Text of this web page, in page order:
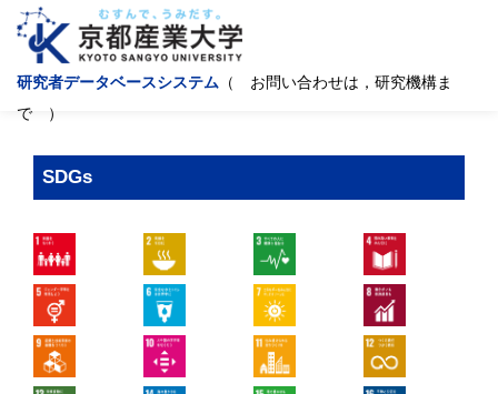
研究者データベースシステム （ お問い合わせは，研究機構ま
で ）
SDGs